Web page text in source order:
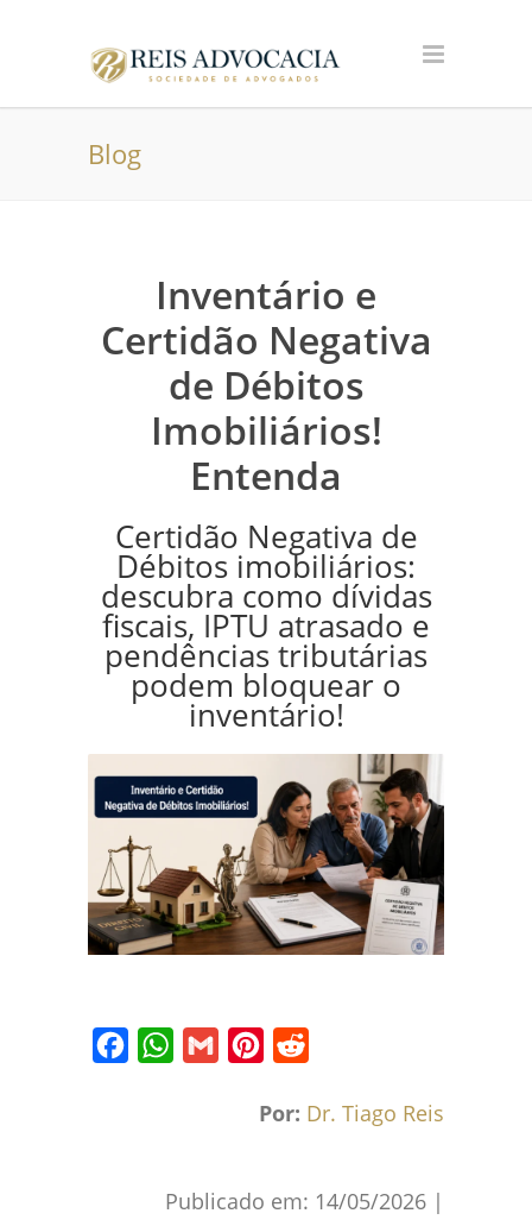
Blog
Inventário e
Certidão Negativa
de Débitos
Imobiliários!
Entenda
Certidão Negativa de
Débitos imobiliários:
descubra como dívidas
fiscais, IPTU atrasado e
pendências tributárias
podem bloquear o
inventário!
FacebookWhatsApp
Gmail Pinterest
Por: Dr. Tiago Reis
Publicado em: 14/05/2026 |